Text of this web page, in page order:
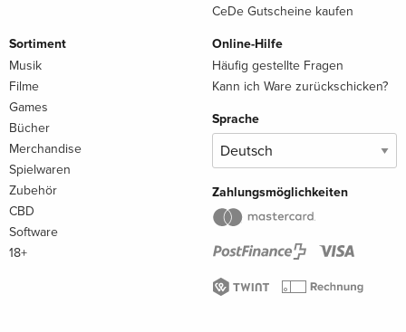
CeDe Gutscheine kaufen
Sortiment
Musik
Filme
Games
Bücher
Merchandise
Spielwaren
Zubehör
CBD
Software
18+
Online-Hilfe
Häufig gestellte Fragen
Kann ich Ware zurückschicken?
Sprache
Zahlungsmöglichkeiten